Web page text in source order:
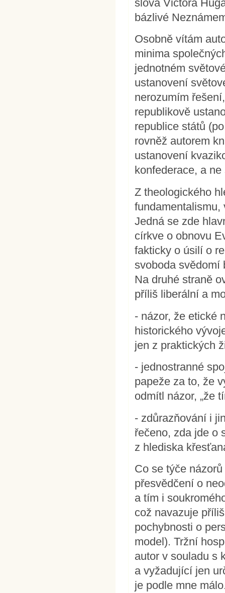
slova Victora
bázlivé
Osobně vítám
minima
jednotném
ustanovení
nerozumím
republikově
republice států
rovněž autorem
ustanovení
konfederace, a
Z theologického
Jedná se zde
církve o obnovu
fakticky o úsilí o
svoboda svědomí
Na druhé straně
příliš liberální a
- názor, že etické
historického
jen z praktických
- jednostranné
papeže za to, že
odmítl názor, „že
- zdůrazňování i
řečeno, zda jde o
z hlediska
Co se týče
přesvědčení o
a tím i
což navazuje
pochybnosti o
model). Tržní
autor v souladu s
a vyžadující jen
je podle mne